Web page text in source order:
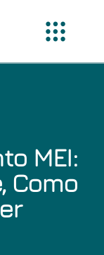
MEI:
Como